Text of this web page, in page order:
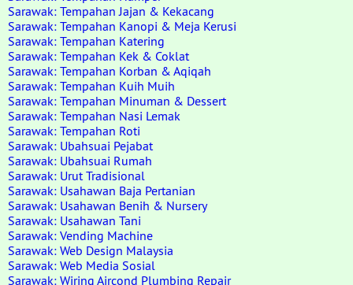
Sarawak: Tempahan Jajan & Kekacang
Sarawak: Tempahan Kanopi & Meja Kerusi
Sarawak: Tempahan Katering
Sarawak: Tempahan Kek & Coklat
Sarawak: Tempahan Korban & Aqiqah
Sarawak: Tempahan Kuih Muih
Sarawak: Tempahan Minuman & Dessert
Sarawak: Tempahan Nasi Lemak
Sarawak: Tempahan Roti
Sarawak: Ubahsuai Pejabat
Sarawak: Ubahsuai Rumah
Sarawak: Urut Tradisional
Sarawak: Usahawan Baja Pertanian
Sarawak: Usahawan Benih & Nursery
Sarawak: Usahawan Tani
Sarawak: Vending Machine
Sarawak: Web Design Malaysia
Sarawak: Web Media Sosial
Sarawak: Wiring Aircond Plumbing Repair